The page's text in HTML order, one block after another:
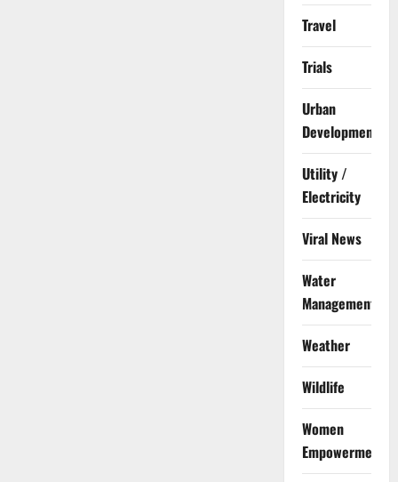
Travel
Trials
Urban
Development
Utility /
Electricity
Viral News
Water
Management
Weather
Wildlife
Women
Empowerment